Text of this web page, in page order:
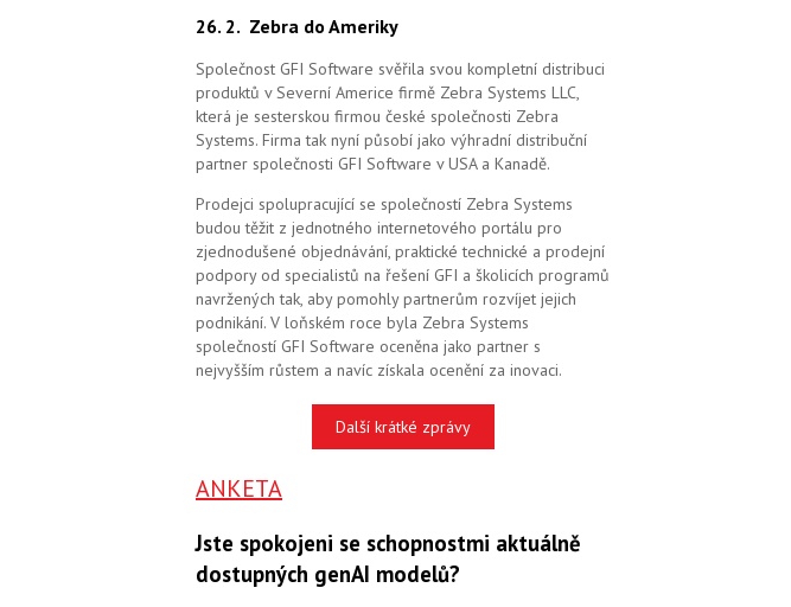
26. 2. Zebra do Ameriky
Společnost GFI Software svěřila svou kompletní distribuci
produktů v Severní Americe firmě Zebra Systems LLC,
která je sesterskou firmou české společnosti Zebra
Systems. Firma tak nyní působí jako výhradní distribuční
partner společnosti GFI Software v USA a Kanadě.
Prodejci spolupracující se společností Zebra Systems
budou těžit z jednotného internetového portálu pro
zjednodušené objednávání, praktické technické a prodejní
podpory od specialistů na řešení GFI a školicích programů
navržených tak, aby pomohly partnerům rozvíjet jejich
podnikání. V loňském roce byla Zebra Systems
společností GFI Software oceněna jako partner s
nejvyšším růstem a navíc získala ocenění za inovaci.
Další krátké zprávy
ANKETA
Jste spokojeni se schopnostmi aktuálně
dostupných genAI modelů?